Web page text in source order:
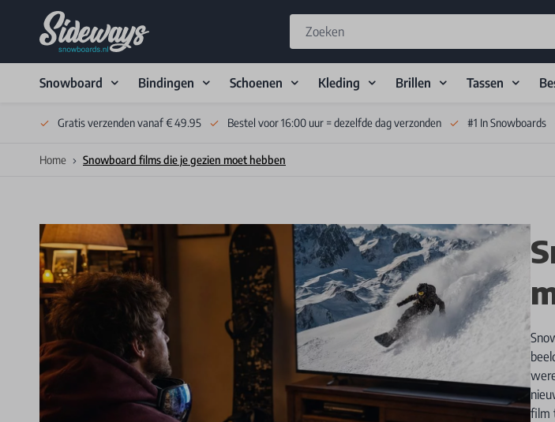
Snowboard Bindingen Schoenen Kleding Brillen Tassen
Gratis verzenden vanaf € 49.95 Bestel voor 16:00 uur = dezelfde dag verzonden #1 In Snowboards
Home Snowboard films die je gezien moet hebben
film